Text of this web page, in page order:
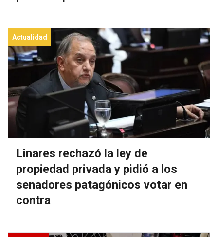
Actualidad
Linares rechazó la ley de
propiedad privada y pidió a los
senadores patagónicos votar en
contra